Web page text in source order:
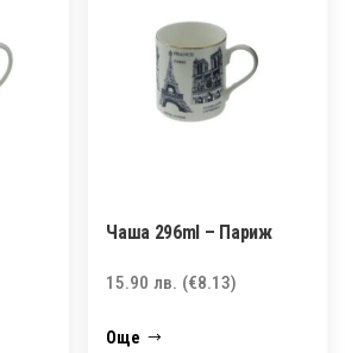
Чаша 296ml – Париж
15.90лв. (€8.13)
Още